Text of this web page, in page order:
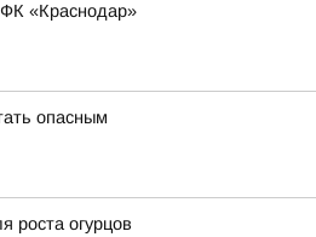
«Краснодар»
опасным
роста огурцов